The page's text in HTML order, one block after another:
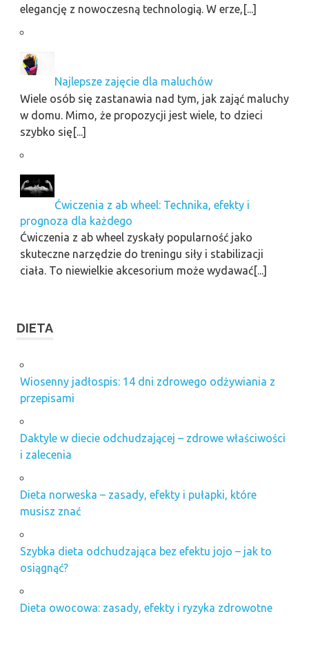
elegancję z nowoczesną technologią. W erze,[...]
Najlepsze zajęcie dla maluchów
Wiele osób się zastanawia nad tym, jak zająć maluchy
w domu. Mimo, że propozycji jest wiele, to dzieci
szybko się[...]
Ćwiczenia z ab wheel: Technika, efekty i
prognoza dla każdego
Ćwiczenia z ab wheel zyskały popularność jako
skuteczne narzędzie do treningu siły i stabilizacji
ciała. To niewielkie akcesorium może wydawać[...]
DIETA
Wiosenny jadłospis: 14 dni zdrowego odżywiania z
przepisami
Daktyle w diecie odchudzającej – zdrowe właściwości
i zalecenia
Dieta norweska – zasady, efekty i pułapki, które
musisz znać
Szybka dieta odchudzająca bez efektu jojo – jak to
osiągnąć?
Dieta owocowa: zasady, efekty i ryzyka zdrowotne